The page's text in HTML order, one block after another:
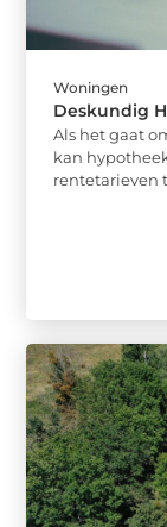
Woningen
Deskundig
Als het gaat
kan
rentetarieven